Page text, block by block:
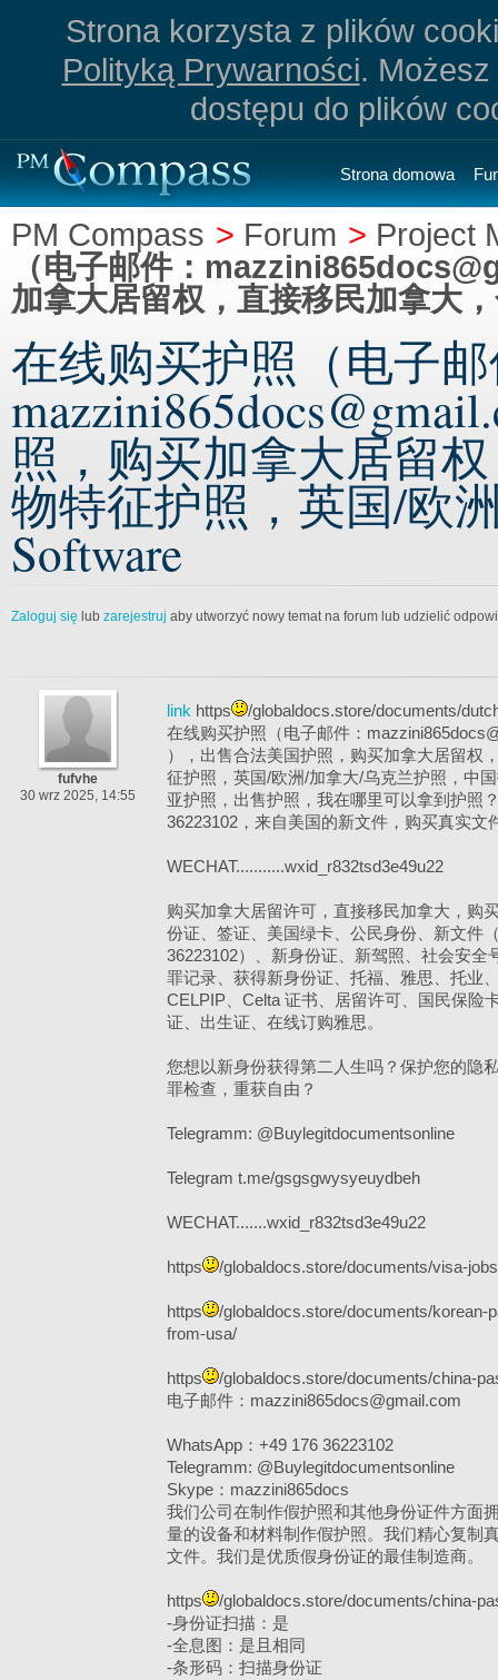
Strona korzysta z plików
Polityką Prywarności.
dostępu do plików
Strona domowa
PM Compass > Forum > Project
（电子邮件：
加拿大居留权，直接移民加拿大
在线购买护照（电子
照，购买加拿大居留
物特征护照，英国/欧
Software
Zaloguj się lub zarejestruj aby utworzyć nowy temat na forum lub udzielić
fufvhe
30 wrz 2025, 14:55
link https
/globaldocs.store/documents/
在线购买护照（电子邮件：
），出售合法美国护照，购买加拿大居留权
征护照，英国/欧洲/加拿大/乌克兰护照，中
亚护照，出售护照，我在哪里可以拿到护照
36223102，来自美国的新文件，购买真实文
WECHAT...........wxid_r832tsd3e49u22
购买加拿大居留许可，直接移民加拿大，购
份证、签证、美国绿卡、公民身份、新文件
36223102）、新身份证、新驾照、社会安全
罪记录、获得新身份证、托福、雅思、托业
CELPIP、Celta 证书、居留许可、国民保险
证、出生证、在线订购雅思。
您想以新身份获得第二人生吗？保护您的隐
罪检查，重获自由？
Telegramm: @Buylegitdocumentsonline
Telegram t.me/gsgsgwysyeuydbeh
WECHAT.......wxid_r832tsd3e49u22
https /globaldocs.store/documents/visa-
https
/globaldocs.store/documents/korean-
from-usa/
https
/globaldocs.store/documents/china-
电子邮件：mazzini865docs@gmail.com
WhatsApp：+49 176 36223102
Telegramm: @Buylegitdocumentsonline
Skype：mazzini865docs
我们公司在制作假护照和其他身份证件方面
量的设备和材料制作假护照。我们精心复制
文件。我们是优质假身份证的最佳制造商。
https
/globaldocs.store/documents/china-
-身份证扫描：是
-全息图：是且相同
-条形码：扫描身份证